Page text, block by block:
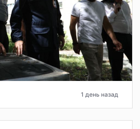
1 день назад